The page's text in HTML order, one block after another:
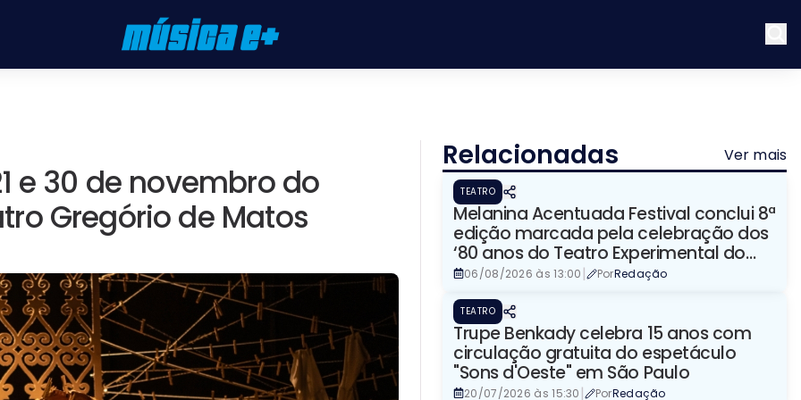
e 30 de novembro do
Gregório de Matos
Relacionadas Ver mais
TEATRO
​Melanina Acentuada Festival conclui 8ª
edição marcada pela celebração dos
‘80 anos do Teatro Experimental do
Negro’
06/08/2026 às 13:00 | PorRedação
TEATRO
Trupe Benkady celebra 15 anos com
circulação gratuita do espetáculo
"Sons d'Oeste" em São Paulo
20/07/2026 às 15:30 | PorRedação